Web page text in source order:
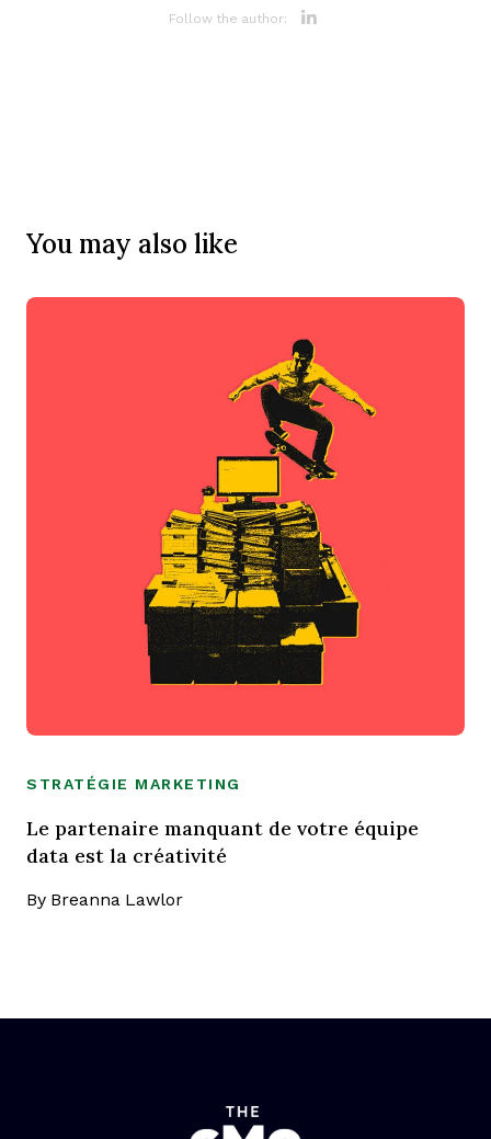
Follow the author:
You may also like
STRATÉGIE MARKETING
Le partenaire manquant de votre équipe
data est la créativité
By Breanna Lawlor